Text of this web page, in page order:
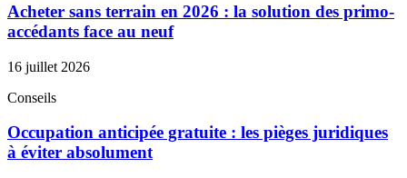
Acheter sans terrain en 2026 : la solution des primo-
accédants face au neuf
16 juillet 2026
Conseils
Occupation anticipée gratuite : les pièges juridiques
à éviter absolument